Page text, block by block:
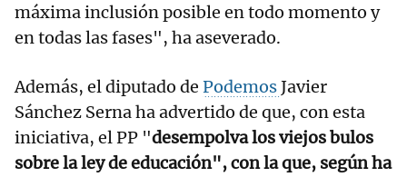
máxima inclusión posible en todo momento y
en todas las fases", ha aseverado.
Además, el diputado de PodemosJavier
Sánchez Serna ha advertido de que, con esta
iniciativa, el PP "desempolva los viejos bulos
sobre la ley de educación", con la que, según ha